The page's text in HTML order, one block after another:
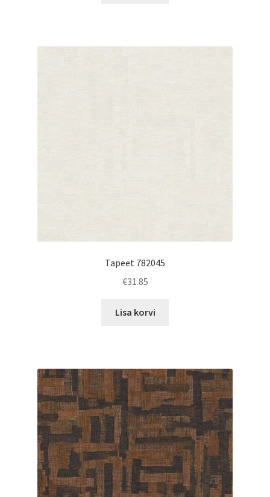
Tapeet 782045
€31.85
Lisa korvi